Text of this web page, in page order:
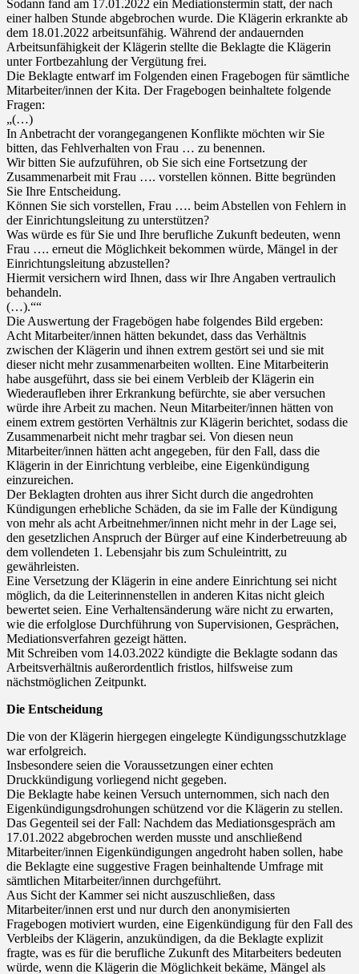
Sodann fand am 17.01.2022 ein Mediationstermin statt, der nach
einer halben Stunde abgebrochen wurde. Die Klägerin erkrankte ab
dem 18.01.2022 arbeitsunfähig. Während der andauernden
Arbeitsunfähigkeit der Klägerin stellte die Beklagte die Klägerin
unter Fortbezahlung der Vergütung frei.
Die Beklagte entwarf im Folgenden einen Fragebogen für sämtliche
Mitarbeiter/innen der Kita. Der Fragebogen beinhaltete folgende
Fragen:
„(…)
In Anbetracht der vorangegangenen Konflikte möchten wir Sie
bitten, das Fehlverhalten von Frau … zu benennen.
Wir bitten Sie aufzuführen, ob Sie sich eine Fortsetzung der
Zusammenarbeit mit Frau …. vorstellen können. Bitte begründen
Sie Ihre Entscheidung.
Können Sie sich vorstellen, Frau …. beim Abstellen von Fehlern in
der Einrichtungsleitung zu unterstützen?
Was würde es für Sie und Ihre berufliche Zukunft bedeuten, wenn
Frau …. erneut die Möglichkeit bekommen würde, Mängel in der
Einrichtungsleitung abzustellen?
Hiermit versichern wird Ihnen, dass wir Ihre Angaben vertraulich
behandeln.
(…).““
Die Auswertung der Fragebögen habe folgendes Bild ergeben:
Acht Mitarbeiter/innen hätten bekundet, dass das Verhältnis
zwischen der Klägerin und ihnen extrem gestört sei und sie mit
dieser nicht mehr zusammenarbeiten wollten. Eine Mitarbeiterin
habe ausgeführt, dass sie bei einem Verbleib der Klägerin ein
Wiederaufleben ihrer Erkrankung befürchte, sie aber versuchen
würde ihre Arbeit zu machen. Neun Mitarbeiter/innen hätten von
einem extrem gestörten Verhältnis zur Klägerin berichtet, sodass die
Zusammenarbeit nicht mehr tragbar sei. Von diesen neun
Mitarbeiter/innen hätten acht angegeben, für den Fall, dass die
Klägerin in der Einrichtung verbleibe, eine Eigenkündigung
einzureichen.
Der Beklagten drohten aus ihrer Sicht durch die angedrohten
Kündigungen erhebliche Schäden, da sie im Falle der Kündigung
von mehr als acht Arbeitnehmer/innen nicht mehr in der Lage sei,
den gesetzlichen Anspruch der Bürger auf eine Kinderbetreuung ab
dem vollendeten 1. Lebensjahr bis zum Schuleintritt, zu
gewährleisten.
Eine Versetzung der Klägerin in eine andere Einrichtung sei nicht
möglich, da die Leiterinnenstellen in anderen Kitas nicht gleich
bewertet seien. Eine Verhaltensänderung wäre nicht zu erwarten,
wie die erfolglose Durchführung von Supervisionen, Gesprächen,
Mediationsverfahren gezeigt hätten.
Mit Schreiben vom 14.03.2022 kündigte die Beklagte sodann das
Arbeitsverhältnis außerordentlich fristlos, hilfsweise zum
nächstmöglichen Zeitpunkt.
Die Entscheidung
Die von der Klägerin hiergegen eingelegte Kündigungsschutzklage
war erfolgreich.
Insbesondere seien die Voraussetzungen einer echten
Druckkündigung vorliegend nicht gegeben.
Die Beklagte habe keinen Versuch unternommen, sich nach den
Eigenkündigungsdrohungen schützend vor die Klägerin zu stellen.
Das Gegenteil sei der Fall: Nachdem das Mediationsgespräch am
17.01.2022 abgebrochen werden musste und anschließend
Mitarbeiter/innen Eigenkündigungen angedroht haben sollen, habe
die Beklagte eine suggestive Fragen beinhaltende Umfrage mit
sämtlichen Mitarbeiter/innen durchgeführt.
Aus Sicht der Kammer sei nicht auszuschließen, dass
Mitarbeiter/innen erst und nur durch den anonymisierten
Fragebogen motiviert wurden, eine Eigenkündigung für den Fall des
Verbleibs der Klägerin, anzukündigen, da die Beklagte explizit
fragte, was es für die berufliche Zukunft des Mitarbeiters bedeuten
würde, wenn die Klägerin die Möglichkeit bekäme, Mängel als